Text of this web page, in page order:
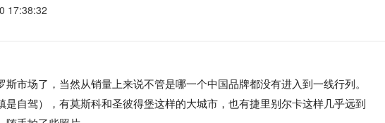
17:38:32
市场了，当然从销量上来说不管是哪一个中国品牌都没有进入到一线行列。
自驾），有莫斯科和圣彼得堡这样的大城市，也有捷里别尔卡这样几乎远到